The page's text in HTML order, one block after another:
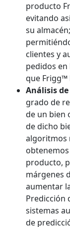
producto
evitando
su
clientes y
pedidos en
que Frigg™
Análisis
grado de
de un bien
de dicho
algoritmos
producto,
márgenes
aumentar
Predicción
sistemas
de